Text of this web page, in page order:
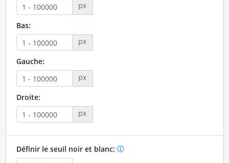
px
Bas:
px
Gauche:
px
Droite:
px
Définir le seuil noir et blanc: